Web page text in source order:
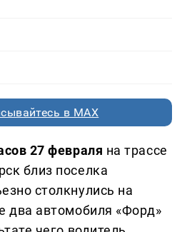
в MAX
27 февраля на трассе
близ поселка
столкнулись на
два автомобиля «Форд»